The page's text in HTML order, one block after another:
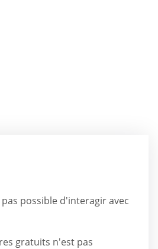
possible d'interagir avec
gratuits n'est pas